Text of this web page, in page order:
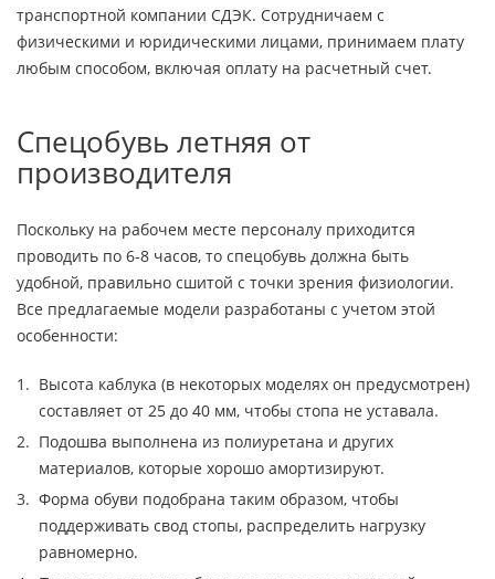
транспортной компании СДЭК. Сотрудничаем с
физическими и юридическими лицами, принимаем плату
любым способом, включая оплату на расчетный счет.
Спецобувь летняя от
производителя
Поскольку на рабочем месте персоналу приходится
проводить по 6-8 часов, то спецобувь должна быть
удобной, правильно сшитой с точки зрения физиологии.
Все предлагаемые модели разработаны с учетом этой
особенности:
Высота каблука (в некоторых моделях он предусмотрен)
составляет от 25 до 40 мм, чтобы стопа не уставала.
Подошва выполнена из полиуретана и других
материалов, которые хорошо амортизируют.
Форма обуви подобрана таким образом, чтобы
поддерживать свод стопы, распределить нагрузку
равномерно.